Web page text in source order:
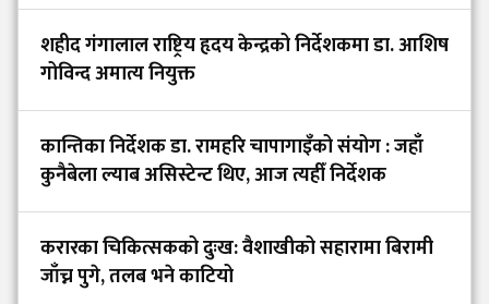
शहीद गंगालाल राष्ट्रिय हृदय केन्द्रको निर्देशकमा डा. आशिष
गोविन्द अमात्य नियुक्त
कान्तिका निर्देशक डा. रामहरि चापागाइँको संयोग : जहाँ
कुनैबेला ल्याब असिस्टेन्ट थिए, आज त्यहीँ निर्देशक
करारका चिकित्सकको दुःख: वैशाखीको सहारामा बिरामी
जाँच्न पुगे, तलब भने काटियो